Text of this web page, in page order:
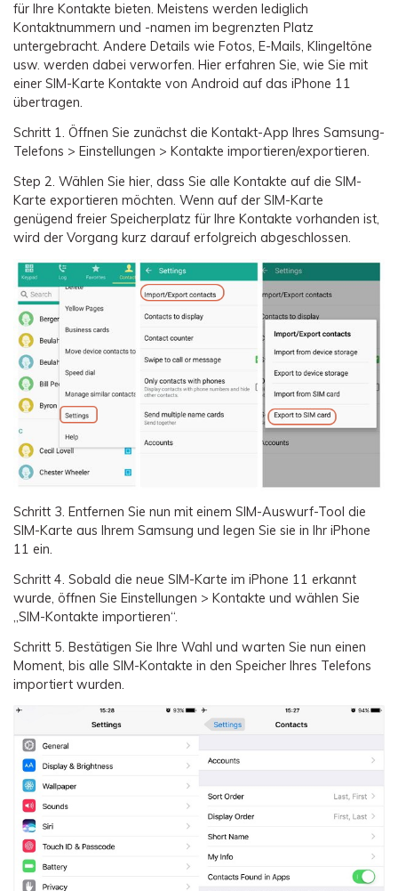
für Ihre Kontakte bieten. Meistens werden lediglich
Kontaktnummern und -namen im begrenzten Platz
untergebracht. Andere Details wie Fotos, E-Mails, Klingeltöne
usw. werden dabei verworfen. Hier erfahren Sie, wie Sie mit
einer SIM-Karte Kontakte von Android auf das iPhone 11
übertragen.
Schritt 1. Öffnen Sie zunächst die Kontakt-App Ihres Samsung-
Telefons > Einstellungen > Kontakte importieren/exportieren.
Step 2. Wählen Sie hier, dass Sie alle Kontakte auf die SIM-
Karte exportieren möchten. Wenn auf der SIM-Karte
genügend freier Speicherplatz für Ihre Kontakte vorhanden ist,
wird der Vorgang kurz darauf erfolgreich abgeschlossen.
Schritt 3. Entfernen Sie nun mit einem SIM-Auswurf-Tool die
SIM-Karte aus Ihrem Samsung und legen Sie sie in Ihr iPhone
11 ein.
Schritt 4. Sobald die neue SIM-Karte im iPhone 11 erkannt
wurde, öffnen Sie Einstellungen > Kontakte und wählen Sie
„SIM-Kontakte importieren“.
Schritt 5. Bestätigen Sie Ihre Wahl und warten Sie nun einen
Moment, bis alle SIM-Kontakte in den Speicher Ihres Telefons
importiert wurden.